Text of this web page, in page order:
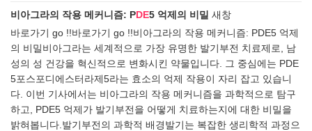
비아그라의 작용 메커니즘: PDE5 억제의 비밀 새창
바로가기 go !!바로가기 go !!비아그라의 작용 메커니즘: PDE5 억제
의 비밀비아그라는 세계적으로 가장 유명한 발기부전 치료제로, 남
성의 성 건강을 혁신적으로 변화시킨 약물입니다. 그 중심에는 PDE
5포스포디에스터라제5라는 효소의 억제 작용이 자리 잡고 있습니
다. 이번 기사에서는 비아그라의 작용 메커니즘을 과학적으로 탐구
하고, PDE5 억제가 발기부전을 어떻게 치료하는지에 대한 비밀을
밝혀봅니다.발기부전의 과학적 배경발기는 복잡한 생리학적 과정으